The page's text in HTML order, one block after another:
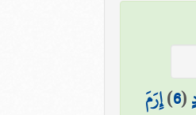
(
6
)إِرَمَ